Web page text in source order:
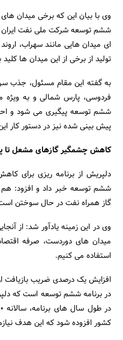
وی با بیان این که برخی میدان
ششم توسعه شرکت ملی نفت ایران
ای میدان هایی مانند سهراب،
تولید از برخی از این میدان ها کلید
به گفته این مقام مسئول، جذب
ششم توسعه پیگیری می شود و
پیش بینی شده نیز در دستور کار این
کاهش چشمگیر گازهای مشعل تا
دلپریش از برنامه ریزی برای
گاز همراه نفت در حال سوختن است
وی در این زمینه یادآور شد: از
میدان های دوردست، صرفه
استفاده می کنیم.
افزایش یک درصدی ضریب بازیافت
در برنامه ششم توسعه است که
کشور افزوده شود که این هدف